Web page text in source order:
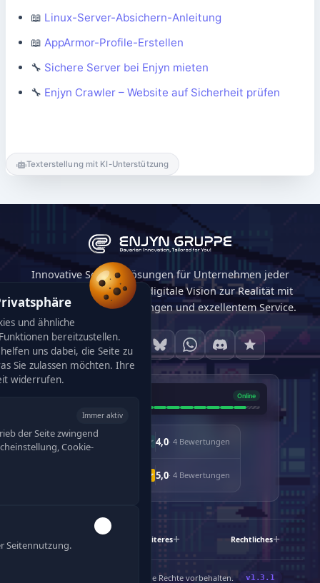
📖 Linux-Server-Absichern-Anleitung
📖AppArmor-Profile-Erstellen
🔧 Sichere Server bei Enjyn mieten
🔧 Enjyn Crawler – Website auf Sicherheit prüfen
Texterstellung mit KI-Unterstützung
Innovative Softwarelösungen für Unternehmen jeder
Größe. Wir machen Ihre digitale Vision zur Realität mit
maßgeschneiderten Lösungen und exzellentem Service.
4,0· 4 Bewertungen
5,0· 4 Bewertungen
Weiteres Rechtliches
Gruppe. Alle Rechte vorbehalten.
und ähnliche
bereitzustellen.
uns dabei, die Seite zu
Sie zulassen möchten. Ihre
widerrufen.
Immer aktiv
der Seite zwingend
Cookie-
Seitennutzung.